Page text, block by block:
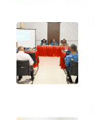
WN
DANAU
TOBA
WN